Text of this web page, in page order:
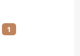
1